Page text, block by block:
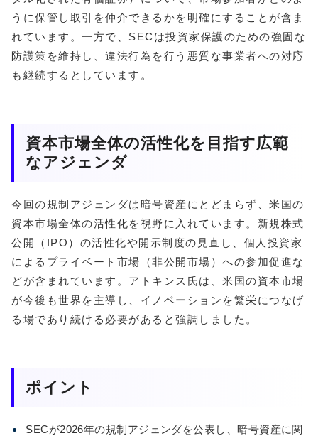
うに保管し取引を仲介できるかを明確にすることが含ま
れています。一方で、SECは投資家保護のための強固な
防護策を維持し、違法行為を行う悪質な事業者への対応
も継続するとしています。
資本市場全体の活性化を目指す広範
なアジェンダ
今回の規制アジェンダは暗号資産にとどまらず、米国の
資本市場全体の活性化を視野に入れています。新規株式
公開（IPO）の活性化や開示制度の見直し、個人投資家
によるプライベート市場（非公開市場）への参加促進な
どが含まれています。アトキンス氏は、米国の資本市場
が今後も世界を主導し、イノベーションを繁栄につなげ
る場であり続ける必要があると強調しました。
ポイント
SECが2026年の規制アジェンダを公表し、暗号資産に関